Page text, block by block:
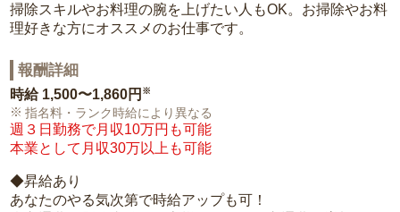
掃除スキルやお料理の腕を上げたい人もOK。お掃除やお料
理好きな方にオススメのお仕事です。
報酬詳細
時給 1,500〜1,860円 ※
指名料・ランク時給により異なる
週３日勤務で月収10万円も可能
本業として月収30万以上も可能
◆昇給あり
あなたのやる気次第で時給アップも可！